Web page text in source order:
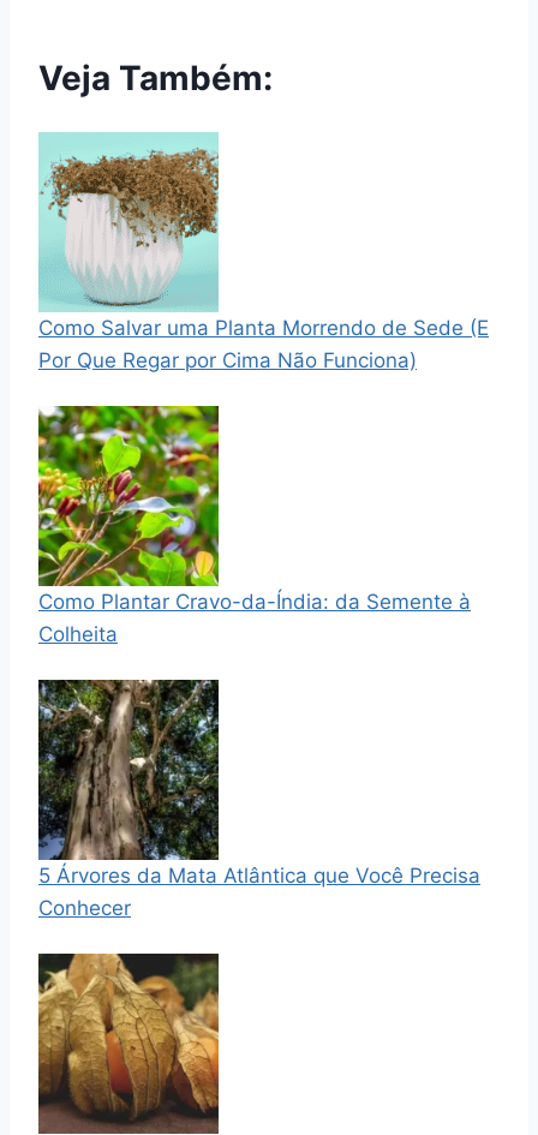
Veja Também:
Como Salvar uma Planta Morrendo de Sede (E
Por Que Regar por Cima Não Funciona)
Como Plantar Cravo-da-Índia: da Semente à
Colheita
5 Árvores da Mata Atlântica que Você Precisa
Conhecer